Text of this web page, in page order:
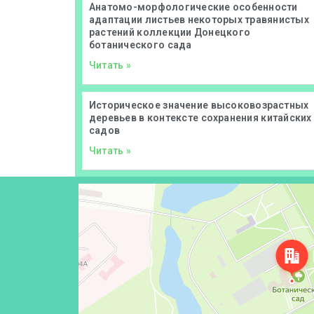
Анатомо-морфологические особенности
адаптации листьев некоторых травянистых
растений коллекции Донецкого
ботанического сада
Читать »
Историческое значение высоковозрастных
деревьев в контексте сохранения китайских
садов
Читать »
Проспект Ильича, 110 — Яндекс Карты